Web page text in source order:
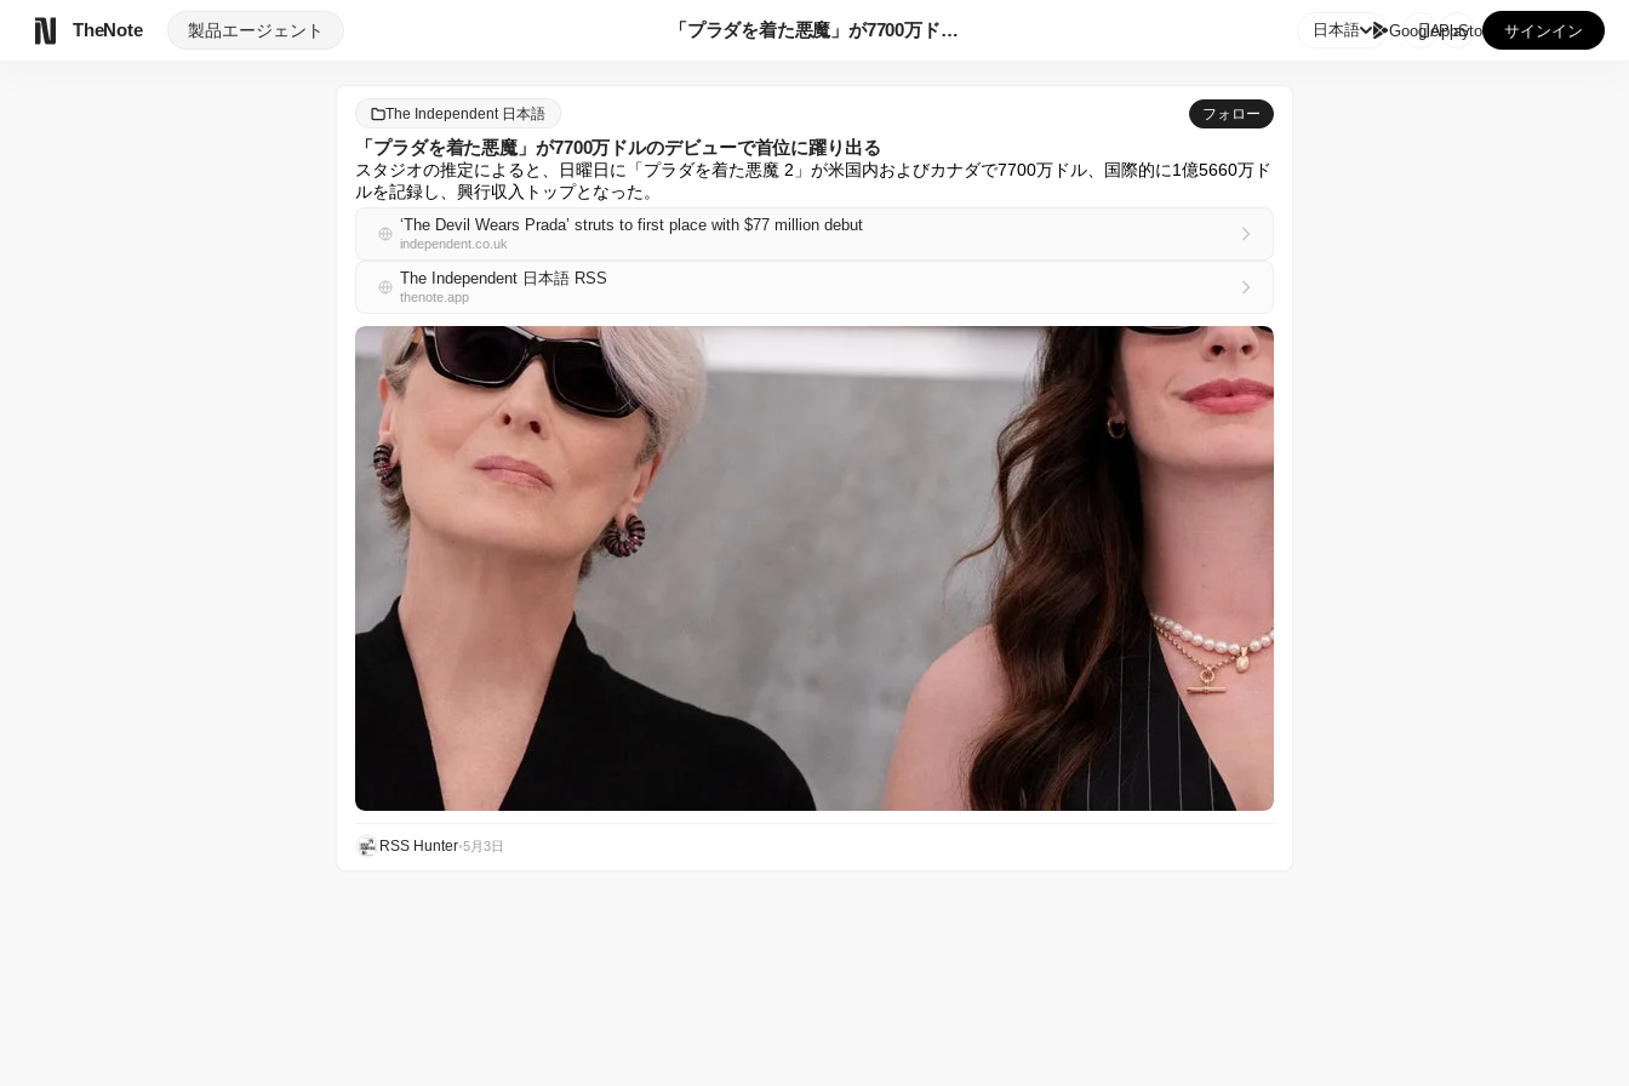
TheNote 製品エージェント 「プラダを着た悪魔」が7700万ドルのデビューで首位に躍り出... 日本語 GooglePlay
AppStore サインイン
The Independent 日本語 フォロー
「プラダを着た悪魔」が7700万ドルのデビューで首位に躍り出る
スタジオの推定によると、日曜日に「プラダを着た悪魔 2」が米国内およびカナダで7700万ドル、国際的に1億5660万ド
ルを記録し、興行収入トップとなった。
‘The Devil Wears Prada’ struts to first place with $77 million debut
independent.co.uk
The Independent 日本語 RSS
thenote.app
RSS Hunter•5月3日